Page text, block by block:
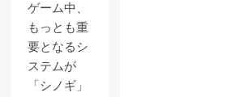
ゲーム中、
もっとも重
要となるシ
ステムが
「シノギ」